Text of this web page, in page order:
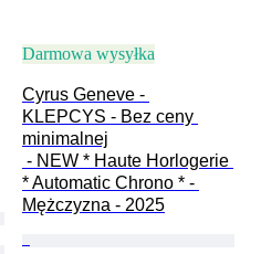
Darmowa wysyłka
Cyrus Geneve -
KLEPCYS - Bez ceny
minimalnej
* Automatic Chrono * -
Mężczyzna - 2025